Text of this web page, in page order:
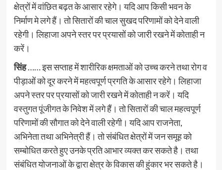
क्षेत्रों में वांछित बढ़त के आसार रहेगे। यदि आप किसी भवन के
निर्माण मे लगे हैं। तो सितारों की चाल सुखद परिणामों को देने वाली
रहेगी। लिहाजा अपने स्तर पर प्रयासों को जारी रखने में कोताही न
करें।
सिंह…… इस सप्ताह में शारीरिक क्षमताओं को उच्च करने तथा रोग व
पीड़ाओं को दूर करने में महत्वपूर्ण प्रगति के आसार रहेगे। लिहाजा
अपने स्तर पर प्रयासों को जारी रखने में कोताही न करें। यदि
वस्तुगत पूंजीगत के निवेश में लगे हैं। तो सितारों की चाल महत्वपूर्ण
परिणामों की सौगात को देने वाली रहेगी। यदि आप राजनेता,
अभिनेता तथा अभिनेत्री हैं। तो संबंधित क्षेत्रों में जन समूह को
सम्बोधित करते हुए उनके प्रति आभार व्यक्त कर सकते है। तथा
संबंधित योजनाओं के द्वारा क्षेत्र के विकास की हुंकार भर सकते है।